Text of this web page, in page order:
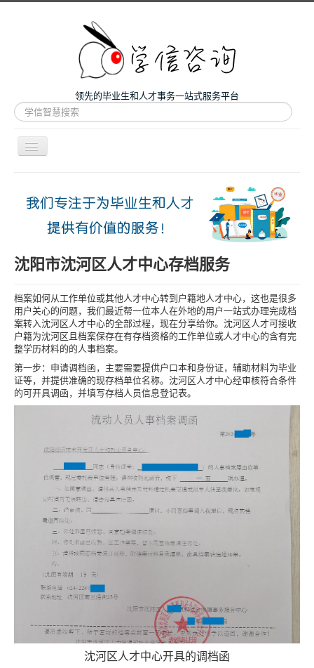
领先的毕业生和人才事务一站式服务平台
站
内
搜
导
航
微咨询
人才服务
留学和考研
案例
关于我们
沈阳市沈河区人才中心存档服务
档案如何从工作单位或其他人才中心转到户籍地人才中心，这也是很多
用户关心的问题，我们最近帮一位本人在外地的用户一站式办理完成档
案转入沈河区人才中心的全部过程，现在分享给你。沈河区人才可接收
户籍为沈河区且档案保存在有存档资格的工作单位或人才中心的含有完
整学历材料的的人事档案。
第一步：申请调档函，主要需要提供户口本和身份证，辅助材料为毕业
证等，并提供准确的现存档单位名称。沈河区人才中心经审核符合条件
的可开具调函，并填写存档人员信息登记表。
沈河区人才中心开具的调档函